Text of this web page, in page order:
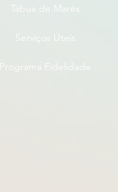
Tábua de Marés
Serviços Úteis
Programa Fidelidade